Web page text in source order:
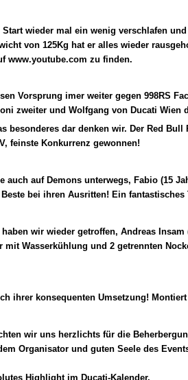
wieder mal ein wenig verschlafen
von 125Kg hat er alles wieder
auf www.youtube.com zu finden.
Vorsprung imer weiter gegen 998RS
zweiter und Wolfgang von Ducati
besonderes dar denken wir. Der Red
4V, feinste Konkurrenz gewonnen!
auch auf Demons unterwegs, Fabio (15
Beste bei ihren Ausritten! Ein
wir wieder getroffen, Andreas
Wasserkühlung und 2 getrennten
ihrer konsequenten Umsetzung!
wir uns herzlichts für die
Organisator und guten Seele des
Highlight im Ducati-Kalender.